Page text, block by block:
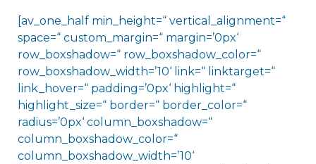
[av_one_half min_height=“ vertical_alignment=“
space=“ custom_margin=“ margin=’0px‘
row_boxshadow=“ row_boxshadow_color=“
row_boxshadow_width=’10‘ link=“ linktarget=“
link_hover=“ padding=’0px‘ highlight=“
highlight_size=“ border=“ border_color=“
radius=’0px‘ column_boxshadow=“
column_boxshadow_color=“
column_boxshadow_width=’10‘